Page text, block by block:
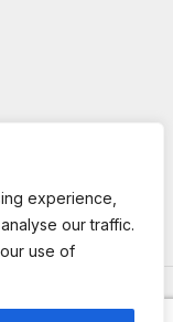
experience,
our traffic.
use of